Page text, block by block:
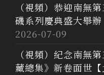
（視頻）恭迎南無
磯系列慶典盛大舉辦
2026-07-09
（視頻）紀念南無
藏總集》新卷面世【